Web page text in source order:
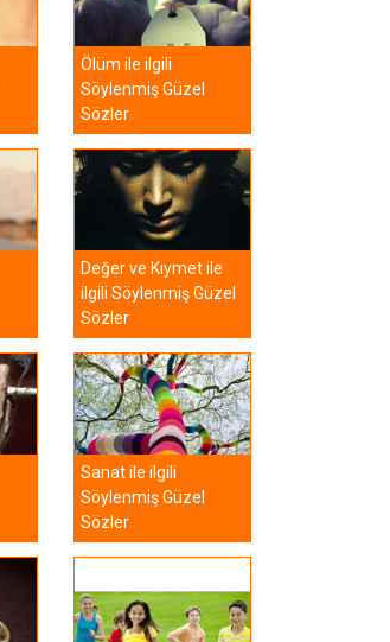
Ölüm ile ilgili
Söylenmiş Güzel
Sözler
Değer ve Kıymet ile
ilgili Söylenmiş Güzel
Sözler
Sanat ile ilgili
Söylenmiş Güzel
Sözler